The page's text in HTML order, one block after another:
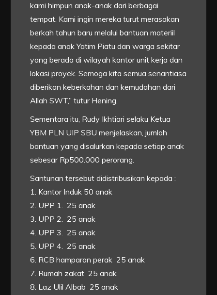
kami himpun anak-anak dari berbagai
tempat. Kami ingin mereka turut merasakan
berkah tahun baru melalui bantuan materiil
kepada anak Yatim Piatu dan warga sekitar
yang berada di wilayah kantor unit kerja dan
lokasi proyek. Semoga kita semua senantiasa
diberikan keberkahan dan kemudahan dari
Allah SWT,” tutur Hening.
Sementara itu, Rudy Ikhtiari selaku Ketua
YBM PLN UIP SBU menjelaskan, jumlah
bantuan yang disalurkan kepada setiap anak
sebesar Rp500.000 perorang.
Santunan tersebut didistribusikan kepada :
1. Kantor Induk 50 anak
2. UPP 1. 25 anak
3. UPP 2. 25 anak
4. UPP 3. 25 anak
5. UPP 4. 25 anak
6. RCB hamparan perak 25 anak
7. Rumah zakat 25 anak
8. Laz Ulil Albab 25 anak